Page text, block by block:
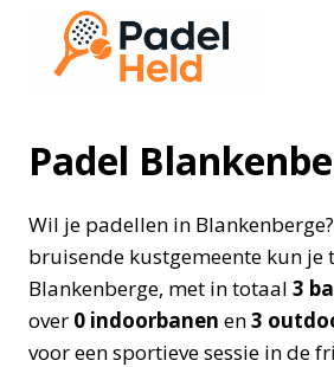
Doorgaan
inhoud
Padel
Wil je padellen in
bruisende kustgemeente kun je
Blankenberge, met in totaal 3
over 0 indoorbanen en3
voor een sportieve sessie in de